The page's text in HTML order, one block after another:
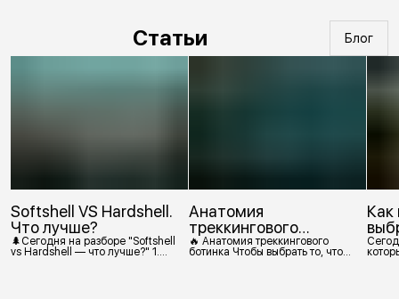
Статьи Блог
Softshell VS Hardshell.
Что лучше?
🌲Сегодня на разборе "Softshell
vs Hardshell — что лучше?" 1.
Анатомия
треккингового
ботинка
🔥 Анатомия треккингового
ботинка Чтобы выбрать то, что
Как